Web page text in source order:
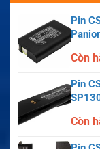
Pin
Còn
Pin
Còn